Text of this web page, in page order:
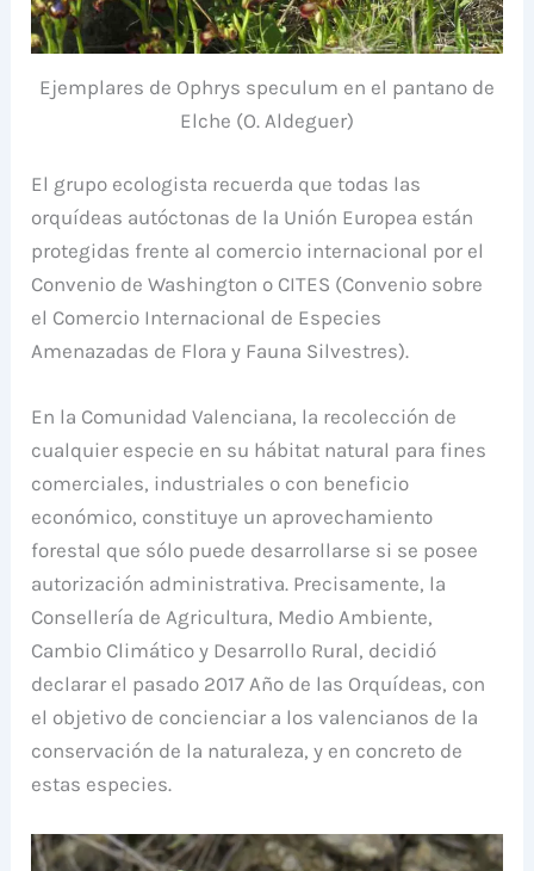
Ejemplares de Ophrys speculum en el pantano de
Elche (O. Aldeguer)
El grupo ecologista recuerda que todas las
orquídeas autóctonas de la Unión Europea están
protegidas frente al comercio internacional por el
Convenio de Washington o CITES (Convenio sobre
el Comercio Internacional de Especies
Amenazadas de Flora y Fauna Silvestres).
En la Comunidad Valenciana, la recolección de
cualquier especie en su hábitat natural para fines
comerciales, industriales o con beneficio
económico, constituye un aprovechamiento
forestal que sólo puede desarrollarse si se posee
autorización administrativa. Precisamente, la
Consellería de Agricultura, Medio Ambiente,
Cambio Climático y Desarrollo Rural, decidió
declarar el pasado 2017 Año de las Orquídeas, con
el objetivo de concienciar a los valencianos de la
conservación de la naturaleza, y en concreto de
estas especies.